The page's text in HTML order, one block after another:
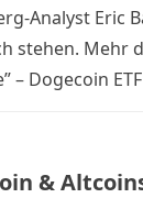
Analyst Eric
stehen. Mehr
– Dogecoin
&